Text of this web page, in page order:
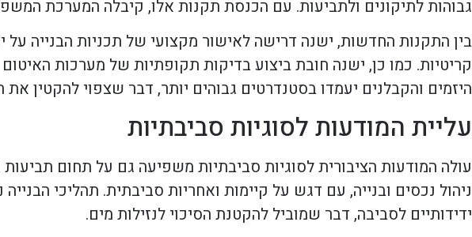
גבוהות לתיקונים ולתביעות. עם הכנסת תקנות אלו, קיבלה המערכת
בין התקנות החדשות, ישנה דרישה לאישור מקצועי של תכניות הבנייה
קריטיות. כמו כן, ישנה חובת ביצוע בדיקות תקופתיות של מערכות האיטום
היזמים והקבלנים יעמדו בסטנדרטים גבוהים יותר, דבר שצפוי להקטין
עליית המודעות לסוגיות סביבתיות
עולה המודעות הציבורית לסוגיות סביבתיות משפיעה גם על תחום
ניהול נכסים ובנייה, עם דגש על קיימות ואחריות סביבתית. תהליכי
ידידותיים לסביבה, דבר שמוביל להקטנת הסיכוי לנזילות מים.